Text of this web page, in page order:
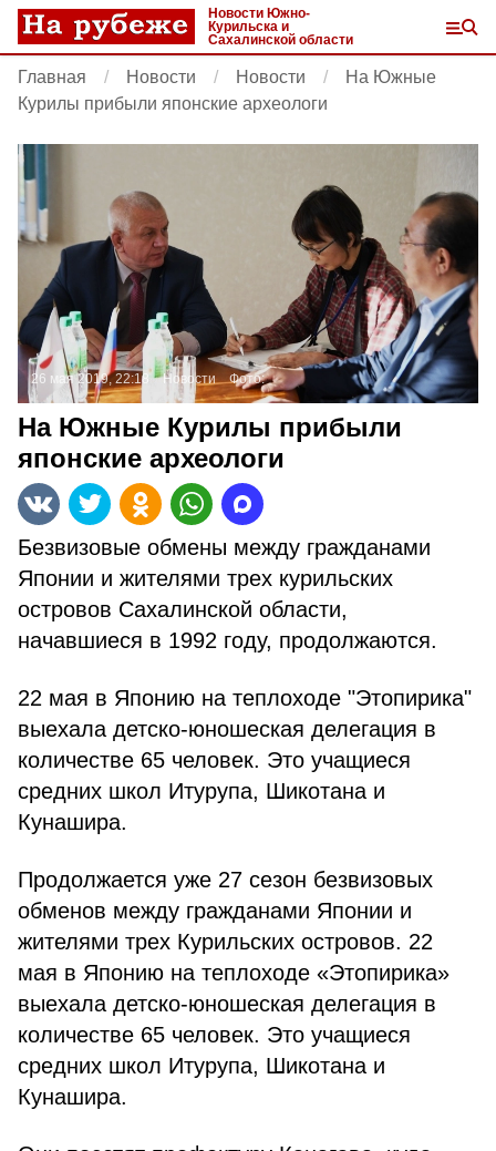
Новости Южно-
Курильска и
Сахалинской области
Главная Новости Новости
На Южные
Курилы прибыли японские археологи
26 мая 2019, 22:18 Новости Фото:
На Южные Курилы прибыли
японские археологи
Безвизовые обмены между гражданами
Японии и жителями трех курильских
островов Сахалинской области,
начавшиеся в 1992 году, продолжаются.
22 мая в Японию на теплоходе "Этопирика"
выехала детско-юношеская делегация в
количестве 65 человек. Это учащиеся
средних школ Итурупа, Шикотана и
Кунашира.
Продолжается уже 27 сезон безвизовых
обменов между гражданами Японии и
жителями трех Курильских островов. 22
мая в Японию на теплоходе «Этопирика»
выехала детско-юношеская делегация в
количестве 65 человек. Это учащиеся
средних школ Итурупа, Шикотана и
Кунашира.